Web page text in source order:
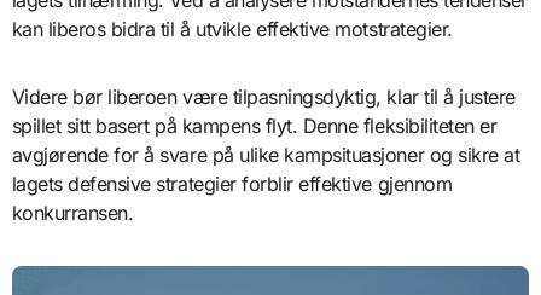
kan liberos bidra til å utvikle effektive motstrategier.
Videre bør liberoen være tilpasningsdyktig, klar til å justere
spillet sitt basert på kampens flyt. Denne fleksibiliteten er
avgjørende for å svare på ulike kampsituasjoner og sikre at
lagets defensive strategier forblir effektive gjennom
konkurransen.